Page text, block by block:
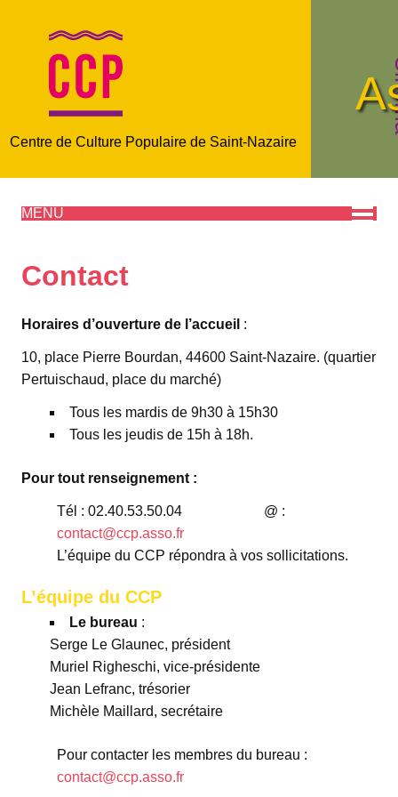
Centre de Culture Populaire de Saint-Nazaire
MENU
Contact
Horaires d’ouverture de l’accueil :
10, place Pierre Bourdan, 44600 Saint-Nazaire. (quartier
Pertuischaud, place du marché)
Tous les mardis de 9h30 à 15h30
Tous les jeudis de 15h à 18h.
Pour tout renseignement :
Tél : 02.40.53.50.04 @ :
contact@ccp.asso.fr
L’équipe du CCP répondra à vos sollicitations.
L’équipe du CCP
Le bureau :
Serge Le Glaunec, président
Muriel Righeschi, vice-présidente
Jean Lefranc, trésorier
Michèle Maillard, secrétaire
Pour contacter les membres du bureau :
contact@ccp.asso.fr